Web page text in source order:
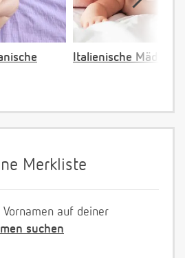
Italienische
Merkliste
auf deiner
suchen